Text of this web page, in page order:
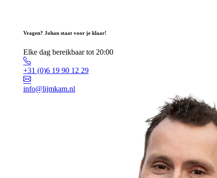
Vragen? Johan staat voor je klaar!
Elke dag bereikbaar tot 20:00
+31 (0)6 19 90 12 29
info@lijmkam.nl